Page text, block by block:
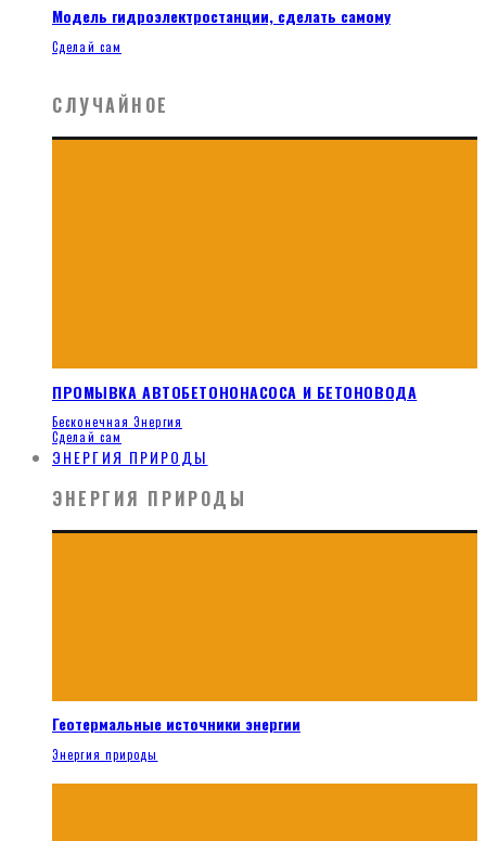
Модель гидроэлектростанции, сделать самому
Сделай сам
СЛУЧАЙНОЕ
ПРОМЫВКА АВТОБЕТОНОНАСОСА И БЕТОНОВОДА
Бесконечная Энергия
Сделай сам
ЭНЕРГИЯ ПРИРОДЫ
ЭНЕРГИЯ ПРИРОДЫ
Геотермальные источники энергии
Энергия природы